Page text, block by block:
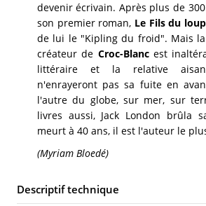
devenir écrivain. Après plus de
son premier roman, Le Fils du loup
de lui le "Kipling du froid". Mais
créateur de Croc-Blanc est
littéraire et la relative
n'enrayeront pas sa fuite en
l'autre du globe, sur mer, sur
livres aussi, Jack London brûla
meurt à 40 ans, il est l'auteur le
(Myriam Bloedé)
Descriptif technique